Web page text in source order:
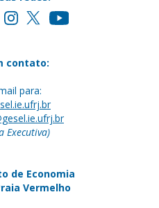
contato:
para:
Executiva)
de Economia
Vermelho